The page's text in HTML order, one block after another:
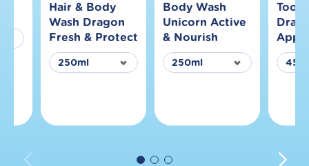
Hair & Body
Wash Dragon
Fresh & Protect
Body Wash
Unicorn Active
& Nourish